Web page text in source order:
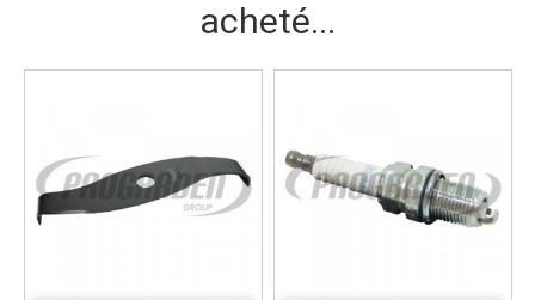
acheté...